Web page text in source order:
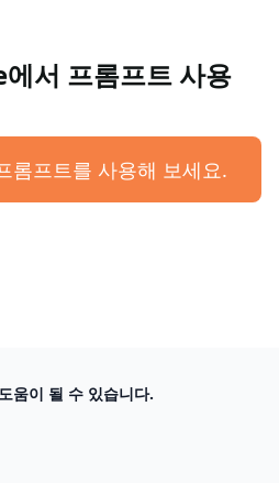
서 프롬프트 사용
롬프트를 사용해 보세요.
움이 될 수 있습니다.